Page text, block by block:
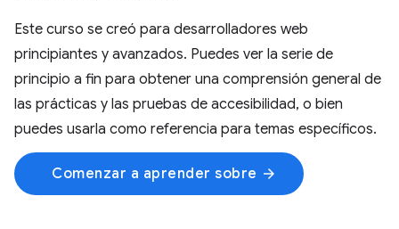
Este curso se creó para desarrolladores web
principiantes y avanzados. Puedes ver la serie de
principio a fin para obtener una comprensión general de
las prácticas y las pruebas de accesibilidad, o bien
puedes usarla como referencia para temas específicos.
Comenzar a aprender sobre arrow_forward